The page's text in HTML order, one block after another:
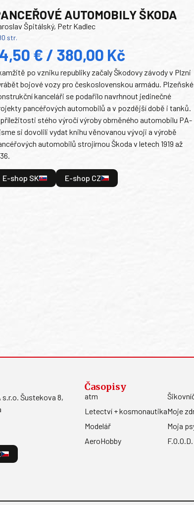
AUTOMOBILY ŠKODA
Špitálský, Petr Kadlec
str.
€ / 380,00 Kč
po vzniku republiky začaly Škodovy závody v Plzni
bojové vozy pro československou armádu. Plzeňské
kanceláři se podařilo navrhnout jedinečné
pancéřových automobilů a v pozdější době i tanků.
stého výročí výroby obrněného automobilu PA-
si dovolili vydat knihu věnovanou vývoji a výrobě
automobilů strojírnou Škoda v letech 1919 až
E-shop SK E-shop CZ
s.r.o. Šustekova 8,
Časopisy
atm
Letectví + kosmonautika
Modelář
AeroHobby
Moje
Moja
F.O.O.D.